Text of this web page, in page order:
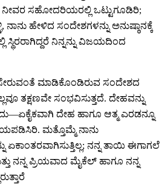
ನೀವರ ಸಹೋದರಿಯರಲ್ಲಿ ಒಟ್ಟುಗೂಡಿರಿ;
ಹೇಳಿದ ಸಂದೇಶಗಳನ್ನು ಅನುಷ್ಠಾನಕ್ಕೆ
ಸ್ಥಿರರಾಗಿದ್ದರೆ ನಿನ್ನನ್ನು ವಿಜಯದಿಂದ
ಮಾಡಿಕೊಂಡಿರುವ ಸಂದೇಶದ
ತಕ್ಷಣವೇ ಸಂಭವಿಸುತ್ತದೆ. ದೇಹವನ್ನು
ದೇಹ ಹಾಗೂ ಆತ್ಮ ಎರಡನ್ನೂ
ಮತ್ತೊಮ್ಮೆ ನಾನು
ಏಕಾಂತರವಾಗಿಸುತ್ತಿಲ್ಲ; ನನ್ನ ತಾಯಿ ಈಗಾಗಲೆ
ನನ್ನ ಪ್ರಿಯವಾದ ಮೈಕೆಲ್ ಹಾಗೂ ನನ್ನ